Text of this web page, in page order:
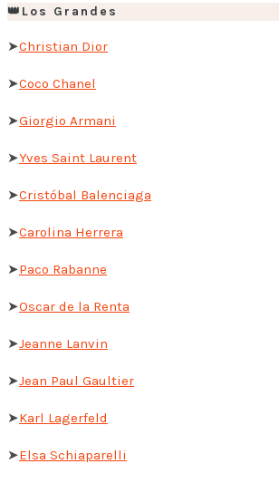
👑Los Grandes
➤Christian Dior
➤Coco Chanel
➤Giorgio Armani
➤Yves Saint Laurent
➤Cristóbal Balenciaga
➤Carolina Herrera
➤Paco Rabanne
➤Oscar de la Renta
➤Jeanne Lanvin
➤Jean Paul Gaultier
➤Karl Lagerfeld
➤Elsa Schiaparelli